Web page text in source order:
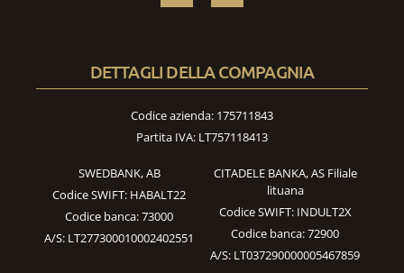
DETTAGLI DELLA COMPAGNIA
Codice azienda: 175711843
Partita IVA: LT757118413
SWEDBANK, AB
Codice SWIFT: HABALT22
Codice banca: 73000
A/S: LT277300010002402551
CITADELE BANKA, AS Filiale
lituana
Codice SWIFT: INDULT2X
Codice banca: 72900
A/S: LT037290000005467859